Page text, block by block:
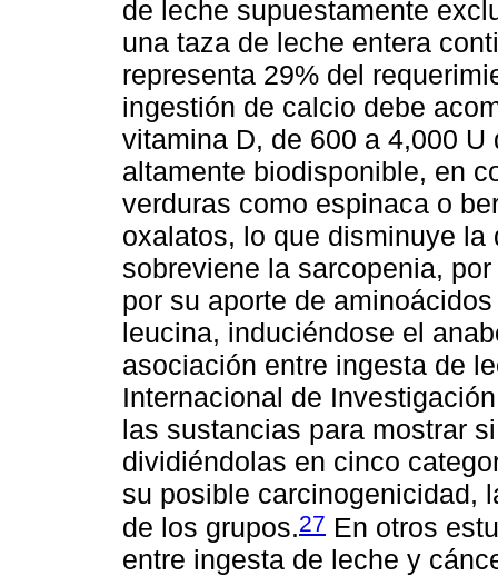
de leche supuestamente
una taza de leche entera
representa 29% del
ingestión de calcio debe
vitamina D, de 600 a 4,000
altamente biodisponible, en
verduras como espinaca o
oxalatos, lo que disminuye
sobreviene la sarcopenia,
por su aporte de
leucina, induciéndose el
asociación entre ingesta de
Internacional de
las sustancias para mostrar
dividiéndolas en cinco
su posible carcinogenicidad,
de los grupos.27 En otros
entre ingesta de leche y